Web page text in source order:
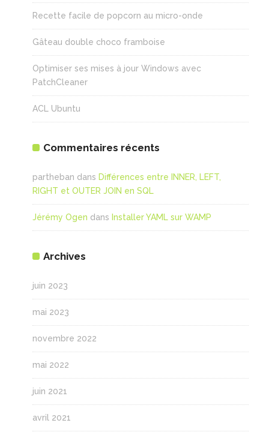
Recette facile de popcorn au micro-onde
Gâteau double choco framboise
Optimiser ses mises à jour Windows avec
PatchCleaner
ACL Ubuntu
Commentaires récents
partheban dans Différences entre INNER, LEFT,
RIGHT et OUTER JOIN en SQL
Jérémy Ogen dans Installer YAML sur WAMP
Archives
juin 2023
mai 2023
novembre 2022
mai 2022
juin 2021
avril 2021